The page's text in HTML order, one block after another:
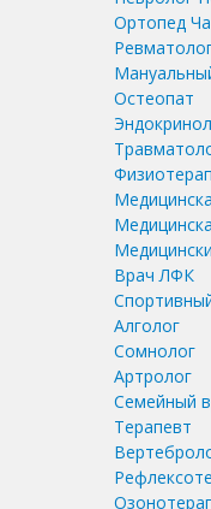
Ортопед
Остеопат
Врач ЛФК
Алголог
Сомнолог
Артролог
Семейный
Терапевт